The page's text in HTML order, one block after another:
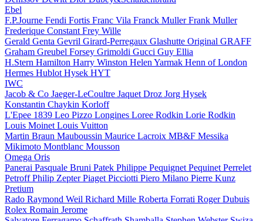
Ebel
F.P.Journe Fendi Fortis Franc Vila Franck MullerFrank Muller
Frederique Constant Frey Wille
Gerald Genta Gevril Girard-Perregaux Glashutte Original GRAFF
Graham Greubel Forsey Grimoldi Gucci Guy Ellia
H.Stern Hamilton Harry Winston Helen Yarmak Henn of London
Hermes Hublot Hysek HYT
IWC
Jacob & Co Jaeger-LeCoultre Jaquet Droz Jorg Hysek
Konstantin Chaykin Korloff
L'Epee 1839 Leo Pizzo Longines Loree Rodkin Lorie Rodkin
Louis Moinet Louis Vuitton
Martin Braun Mauboussin Maurice Lacroix MB&F Messika
Mikimoto Montblanc Mousson
Omega Oris
Panerai Pasquale Bruni Patek Philippe Pequignet Pequinet Perrelet
PetroffPhilip ZepterPiaget Picciotti Piero Milano Pierre Kunz
Pretium
Rado Raymond Weil Richard Mille Roberta Forrati Roger Dubuis
Rolex Romain Jerome